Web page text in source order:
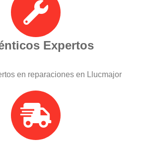
Expertos
en reparaciones en Llucmajor